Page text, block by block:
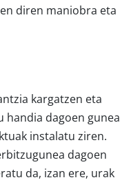
diren maniobra eta
kargatzen eta
handia dagoen gunea
instalatu ziren.
dagoen
da, izan ere, urak